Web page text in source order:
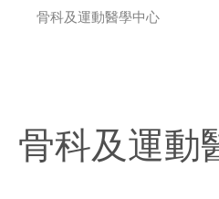
骨科及運動醫學中心
骨科及運動